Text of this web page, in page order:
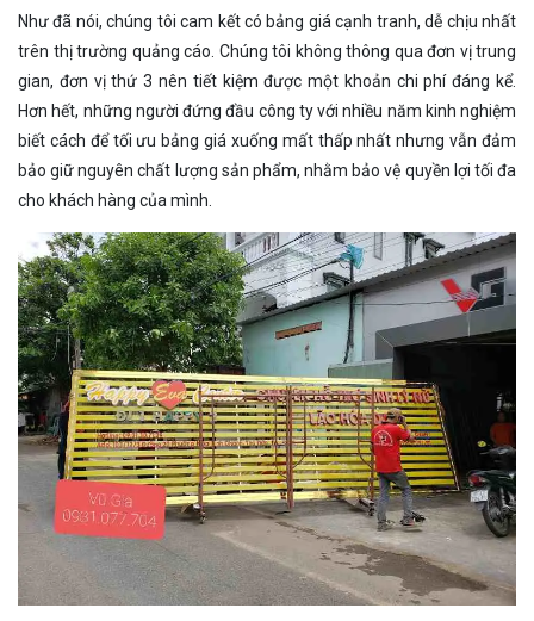
Như đã nói, chúng tôi cam kết có bảng giá cạnh tranh, dễ chịu nhất
trên thị trường quảng cáo. Chúng tôi không thông qua đơn vị trung
gian, đơn vị thứ 3 nên tiết kiệm được một khoản chi phí đáng kể.
Hơn hết, những người đứng đầu công ty với nhiều năm kinh nghiệm
biết cách để tối ưu bảng giá xuống mất thấp nhất nhưng vẫn đảm
bảo giữ nguyên chất lượng sản phẩm, nhằm bảo vệ quyền lợi tối đa
cho khách hàng của mình.